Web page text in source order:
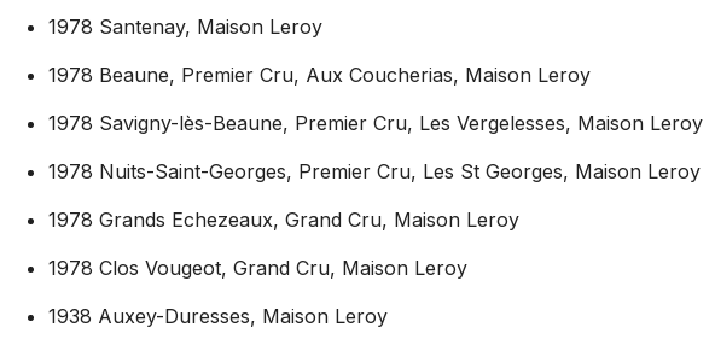
1978 Santenay, Maison Leroy
1978 Beaune, Premier Cru, Aux Coucherias, Maison Leroy
1978 Savigny-lès-Beaune, Premier Cru, Les Vergelesses, Maison Leroy
1978 Nuits-Saint-Georges, Premier Cru, Les St Georges, Maison Leroy
1978 Grands Echezeaux, Grand Cru, Maison Leroy
1978 Clos Vougeot, Grand Cru, Maison Leroy
1938 Auxey-Duresses, Maison Leroy